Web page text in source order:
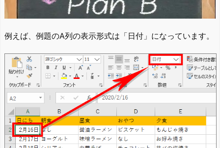
例えば、例題のA列の表示形式は「日付」になっています。